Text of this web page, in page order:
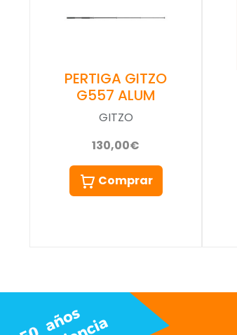
PERTIGA GITZO
G557 ALUM
GITZO
130,00€
Comprar